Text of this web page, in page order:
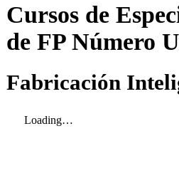
Cursos de
de FP Número
Fabricación